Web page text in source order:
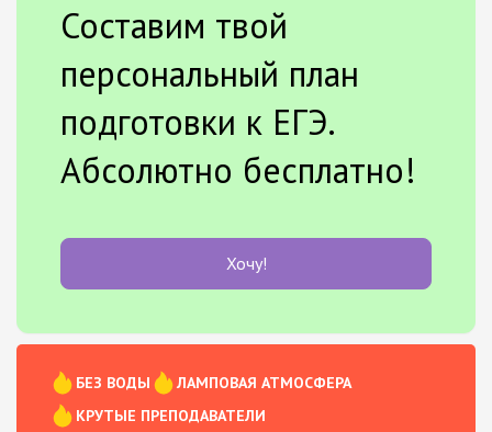
Составим твой
персональный план
подготовки к ЕГЭ.
Абсолютно бесплатно!
Хочу!
БЕЗ ВОДЫ
ЛАМПОВАЯ АТМОСФЕРА
КРУТЫЕ ПРЕПОДАВАТЕЛИ